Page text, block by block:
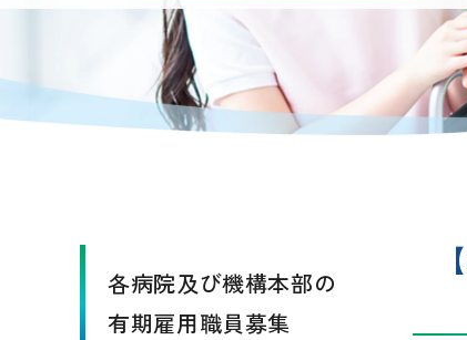
各病院及び機構本部の
有期雇用職員募集